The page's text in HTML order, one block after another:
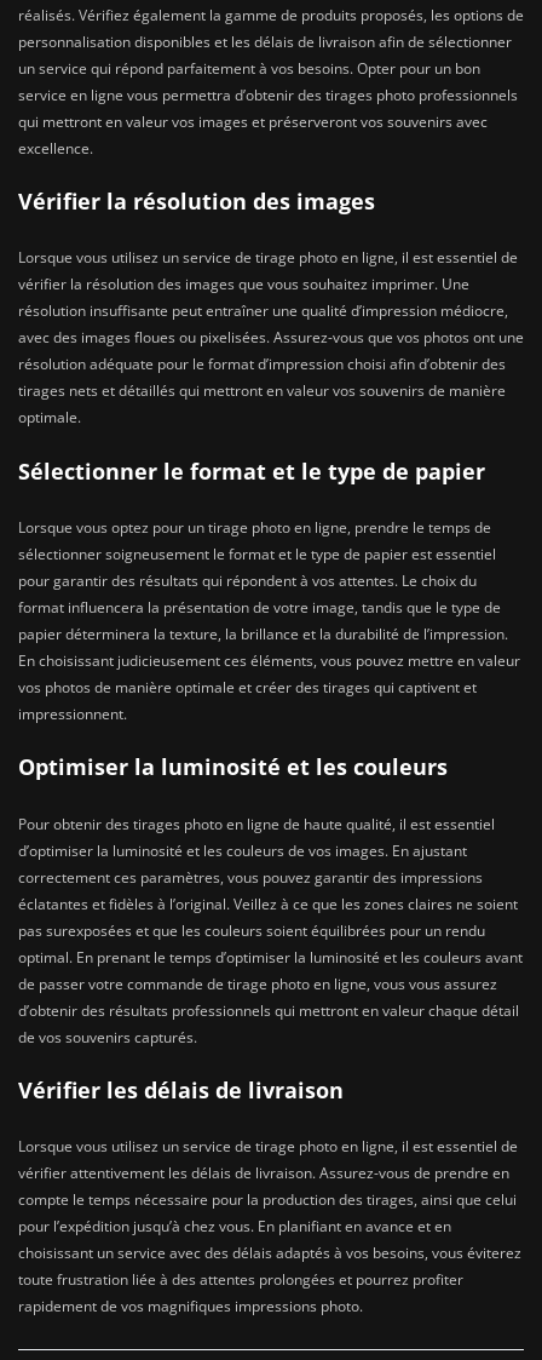
réalisés. Vérifiez également la gamme de produits proposés, les options de
personnalisation disponibles et les délais de livraison afin de sélectionner
un service qui répond parfaitement à vos besoins. Opter pour un bon
service en ligne vous permettra d’obtenir des tirages photo professionnels
qui mettront en valeur vos images et préserveront vos souvenirs avec
excellence.
Vérifier la résolution des images
Lorsque vous utilisez un service de tirage photo en ligne, il est essentiel de
vérifier la résolution des images que vous souhaitez imprimer. Une
résolution insuffisante peut entraîner une qualité d’impression médiocre,
avec des images floues ou pixelisées. Assurez-vous que vos photos ont une
résolution adéquate pour le format d’impression choisi afin d’obtenir des
tirages nets et détaillés qui mettront en valeur vos souvenirs de manière
optimale.
Sélectionner le format et le type de papier
Lorsque vous optez pour un tirage photo en ligne, prendre le temps de
sélectionner soigneusement le format et le type de papier est essentiel
pour garantir des résultats qui répondent à vos attentes. Le choix du
format influencera la présentation de votre image, tandis que le type de
papier déterminera la texture, la brillance et la durabilité de l’impression.
En choisissant judicieusement ces éléments, vous pouvez mettre en valeur
vos photos de manière optimale et créer des tirages qui captivent et
impressionnent.
Optimiser la luminosité et les couleurs
Pour obtenir des tirages photo en ligne de haute qualité, il est essentiel
d’optimiser la luminosité et les couleurs de vos images. En ajustant
correctement ces paramètres, vous pouvez garantir des impressions
éclatantes et fidèles à l’original. Veillez à ce que les zones claires ne soient
pas surexposées et que les couleurs soient équilibrées pour un rendu
optimal. En prenant le temps d’optimiser la luminosité et les couleurs avant
de passer votre commande de tirage photo en ligne, vous vous assurez
d’obtenir des résultats professionnels qui mettront en valeur chaque détail
de vos souvenirs capturés.
Vérifier les délais de livraison
Lorsque vous utilisez un service de tirage photo en ligne, il est essentiel de
vérifier attentivement les délais de livraison. Assurez-vous de prendre en
compte le temps nécessaire pour la production des tirages, ainsi que celui
pour l’expédition jusqu’à chez vous. En planifiant en avance et en
choisissant un service avec des délais adaptés à vos besoins, vous éviterez
toute frustration liée à des attentes prolongées et pourrez profiter
rapidement de vos magnifiques impressions photo.